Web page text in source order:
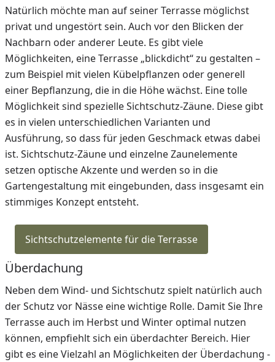
Natürlich möchte man auf seiner Terrasse möglichst
privat und ungestört sein. Auch vor den Blicken der
Nachbarn oder anderer Leute. Es gibt viele
Möglichkeiten, eine Terrasse „blickdicht“ zu gestalten –
zum Beispiel mit vielen Kübelpflanzen oder generell
einer Bepflanzung, die in die Höhe wächst. Eine tolle
Möglichkeit sind spezielle Sichtschutz-Zäune. Diese gibt
es in vielen unterschiedlichen Varianten und
Ausführung, so dass für jeden Geschmack etwas dabei
ist. Sichtschutz-Zäune und einzelne Zaunelemente
setzen optische Akzente und werden so in die
Gartengestaltung mit eingebunden, dass insgesamt ein
stimmiges Konzept entsteht.
Sichtschutzelemente für die Terrasse
Überdachung
Neben dem Wind- und Sichtschutz spielt natürlich auch
der Schutz vor Nässe eine wichtige Rolle. Damit Sie Ihre
Terrasse auch im Herbst und Winter optimal nutzen
können, empfiehlt sich ein überdachter Bereich. Hier
gibt es eine Vielzahl an Möglichkeiten der Überdachung -